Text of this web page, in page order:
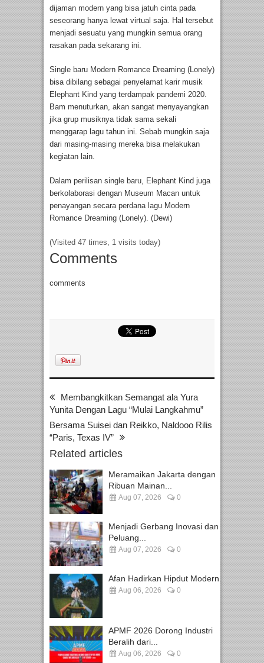
dijaman modern yang bisa jatuh cinta pada
seseorang hanya lewat virtual saja. Hal tersebut
menjadi sesuatu yang mungkin semua orang
rasakan pada sekarang ini.
Single baru Modern Romance Dreaming (Lonely)
bisa dibilang sebagai penyelamat karir musik
Elephant Kind yang terdampak pandemi 2020.
Bam menuturkan, akan sangat menyayangkan
jika grup musiknya tidak sama sekali
menggarap lagu tahun ini. Sebab mungkin saja
dari masing-masing mereka bisa melakukan
kegiatan lain.
Dalam perilisan single baru, Elephant Kind juga
berkolaborasi dengan Museum Macan untuk
penayangan secara perdana lagu Modern
Romance Dreaming (Lonely). (Dewi)
(Visited 47 times, 1 visits today)
Comments
comments
Membangkitkan Semangat ala Yura
Yunita Dengan Lagu “Mulai Langkahmu”
Bersama Suisei dan Reikko, Naldooo Rilis
“Paris, Texas IV”
Related articles
Meramaikan Jakarta dengan
Ribuan Mainan...
Aug 07, 2026 0
Menjadi Gerbang Inovasi dan
Peluang...
Aug 07, 2026 0
Afan Hadirkan Hipdut Modern...
Aug 06, 2026 0
APMF 2026 Dorong Industri
Beralih dari...
Aug 06, 2026 0